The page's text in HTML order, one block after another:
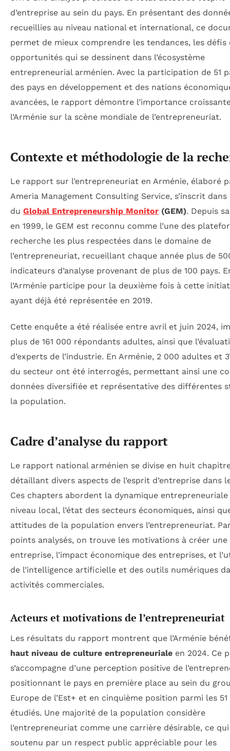
d’entreprise au sein du pays. En présentant des
recueillies au niveau national et international, ce
permet de mieux comprendre les tendances, les défis
opportunités qui se dessinent dans l’écosystème
entrepreneurial arménien. Avec la participation de 51
des pays en développement et des nations
avancées, le rapport démontre l’importance
l’Arménie sur la scène mondiale de l’entrepreneuriat.
Contexte et méthodologie de la
Le rapport sur l’entrepreneuriat en Arménie, élaboré
Ameria Management Consulting Service, s’inscrit
du Global Entrepreneurship Monitor (GEM). Depuis
en 1999, le GEM est reconnu comme l’une des
recherche les plus respectées dans le domaine de
l’entrepreneuriat, recueillant chaque année plus de
indicateurs d’analyse provenant de plus de 100 pays.
l’Arménie participe pour la deuxième fois à cette
ayant déjà été représentée en 2019.
Cette enquête a été réalisée entre avril et juin 2024,
plus de 161 000 répondants adultes, ainsi que
d’experts de l’industrie. En Arménie, 2 000 adultes et
du secteur ont été interrogés, permettant ainsi une
données diversifiée et représentative des différentes
la population.
Cadre d’analyse du rapport
Le rapport national arménien se divise en huit
détaillant divers aspects de l’esprit d’entreprise dans
Ces chapters abordent la dynamique entrepreneuriale
niveau local, l’état des secteurs économiques, ainsi
attitudes de la population envers l’entrepreneuriat.
points analysés, on trouve les motivations à créer une
entreprise, l’impact économique des entreprises, et
de l’intelligence artificielle et des outils numériques
activités commerciales.
Acteurs et motivations de l’entrepreneuriat
Les résultats du rapport montrent que l’Arménie
haut niveau de culture entrepreneuriale en 2024. Ce
s’accompagne d’une perception positive de
positionnant le pays en première place au sein du
Europe de l’Est+ et en cinquième position parmi les 51
étudiés. Une majorité de la population considère
l’entrepreneuriat comme une carrière désirable, ce
soutenu par un respect public appréciable pour les